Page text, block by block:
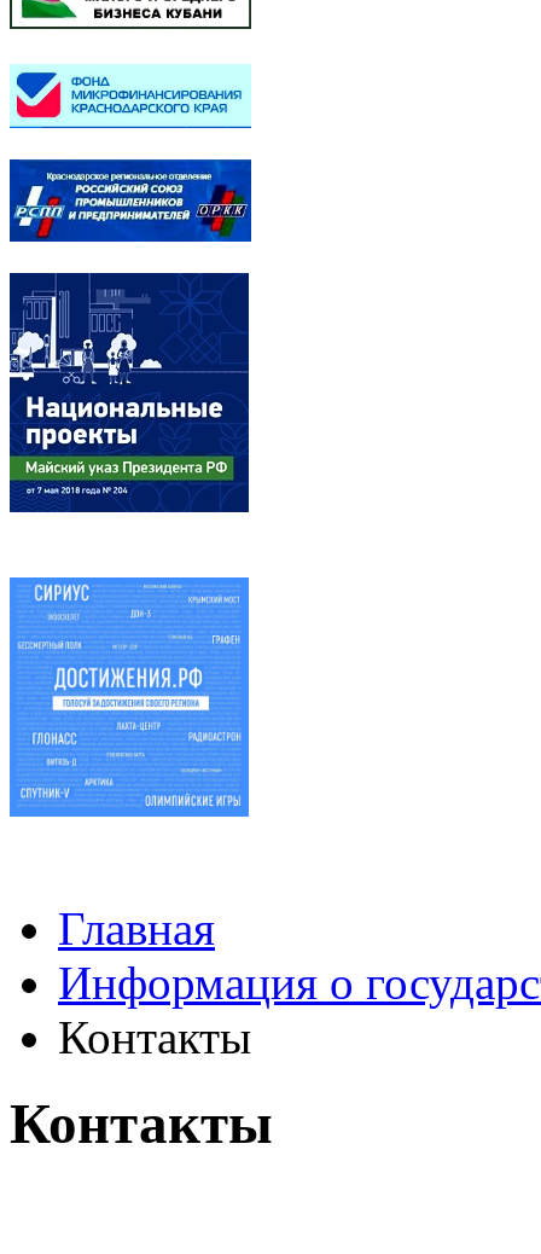
Главная
Информация о
Контакты
Контакты